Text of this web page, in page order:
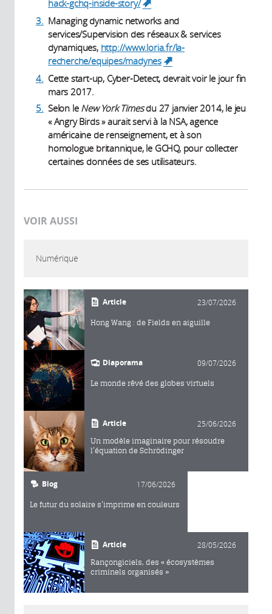
hack-gchq-inside-story/
3. Managing dynamic networks and
services/Supervision des réseaux & services
dynamiques, http://www.loria.fr/la-
recherche/equipes/madynes
(link is external)
4. Cette start-up, Cyber-Detect, devrait voir le jour fin
mars 2017.
5. Selon le New York Timesdu 27 janvier 2014, le jeu
« Angry Birds » aurait servi à la NSA, agence
américaine de renseignement, et à son
homologue britannique, le GCHQ, pour collecter
certaines données de ses utilisateurs.
VOIR AUSSI
Numérique
Article 23/07/2026
Hong Wang : de Fields en aiguille
Diaporama 09/07/2026
Le monde rêvé des globes virtuels
Article 25/06/2026
Un modèle imaginaire pour résoudre
l’équation de Schrödinger
Blog 17/06/2026
Le futur du solaire s’imprime en couleurs
Article 28/05/2026
Rançongiciels, des « écosystèmes
criminels organisés »